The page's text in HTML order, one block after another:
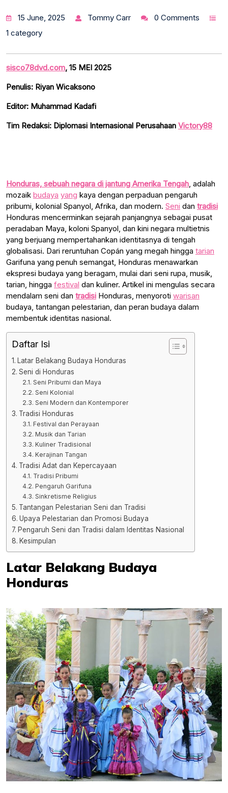
15 June, 2025 Tommy Carr
0 Comments
1 category
sisco78dvd.com, 15 MEI 2025
Penulis: Riyan Wicaksono
Editor: Muhammad Kadafi
Tim Redaksi: Diplomasi Internasional Perusahaan Victory88
Honduras, sebuah negara di jantung Amerika Tengah , adalah
mozaik budaya yang kaya dengan perpaduan pengaruh
pribumi, kolonial Spanyol, Afrika, dan modern. Seni dan tradisi
Honduras mencerminkan sejarah panjangnya sebagai pusat
peradaban Maya, koloni Spanyol, dan kini negara multietnis
yang berjuang mempertahankan identitasnya di tengah
globalisasi. Dari reruntuhan Copán yang megah hingga tarian
Garifuna yang penuh semangat, Honduras menawarkan
ekspresi budaya yang beragam, mulai dari seni rupa, musik,
tarian, hingga festival dan kuliner. Artikel ini mengulas secara
mendalam seni dan tradisi Honduras, menyoroti warisan
budaya, tantangan pelestarian, dan peran budaya dalam
membentuk identitas nasional.
Daftar Isi
Latar Belakang Budaya Honduras
Seni di Honduras
Seni Pribumi dan Maya
Seni Kolonial
Seni Modern dan Kontemporer
Tradisi Honduras
Festival dan Perayaan
Musik dan Tarian
Kuliner Tradisional
Kerajinan Tangan
Tradisi Adat dan Kepercayaan
Tradisi Pribumi
Pengaruh Garifuna
Sinkretisme Religius
Tantangan Pelestarian Seni dan Tradisi
Upaya Pelestarian dan Promosi Budaya
Pengaruh Seni dan Tradisi dalam Identitas Nasional
Kesimpulan
Latar Belakang Budaya
Honduras